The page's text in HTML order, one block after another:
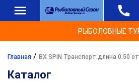
РЫБОЛОВНЫЕ
Главная / BX SPIN Транспорт.длина 0.50
Каталог